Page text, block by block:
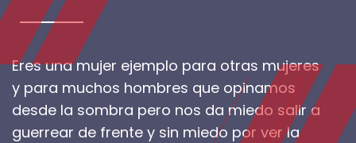
Eres una mujer ejemplo para otras mujeres
y para muchos hombres que opinamos
desde la sombra pero nos da miedo salir a
guerrear de frente y sin miedo por ver la